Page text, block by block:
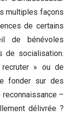
multiples façons
de certains
de bénévoles
de socialisation.
» ou de
fonder sur des
–
délivrée ?